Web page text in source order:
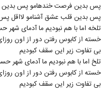
95
آهنگ
۸۶۹ بازدید
96
۱,۰۱۰ بازدید
پس بدین فرصت خندهامو پس بدین
پس بدین قلب عشق آشنامو لااقل
تلخه اما با هم نبودیم ما آدمای شهر
خسته از کابوس رفتن دور از اون
بی تفاوت زیر این سقف کبودیم
تلخ اما با هم نبودیم ما آدمای شهر
خسته از کابوس رفتن دور از اون
بی تفاوت زیر این سقف کبودیم